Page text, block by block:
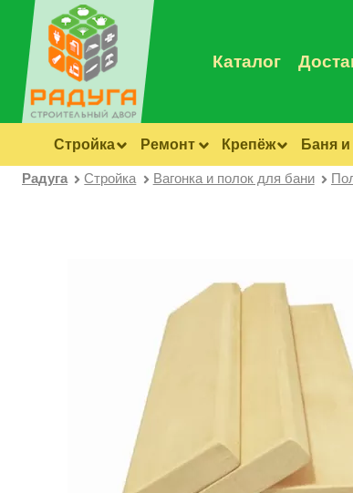
Каталог
Стройка Ремонт Крепёж Баня и
Радуга Стройка Вагонка и полок для бани